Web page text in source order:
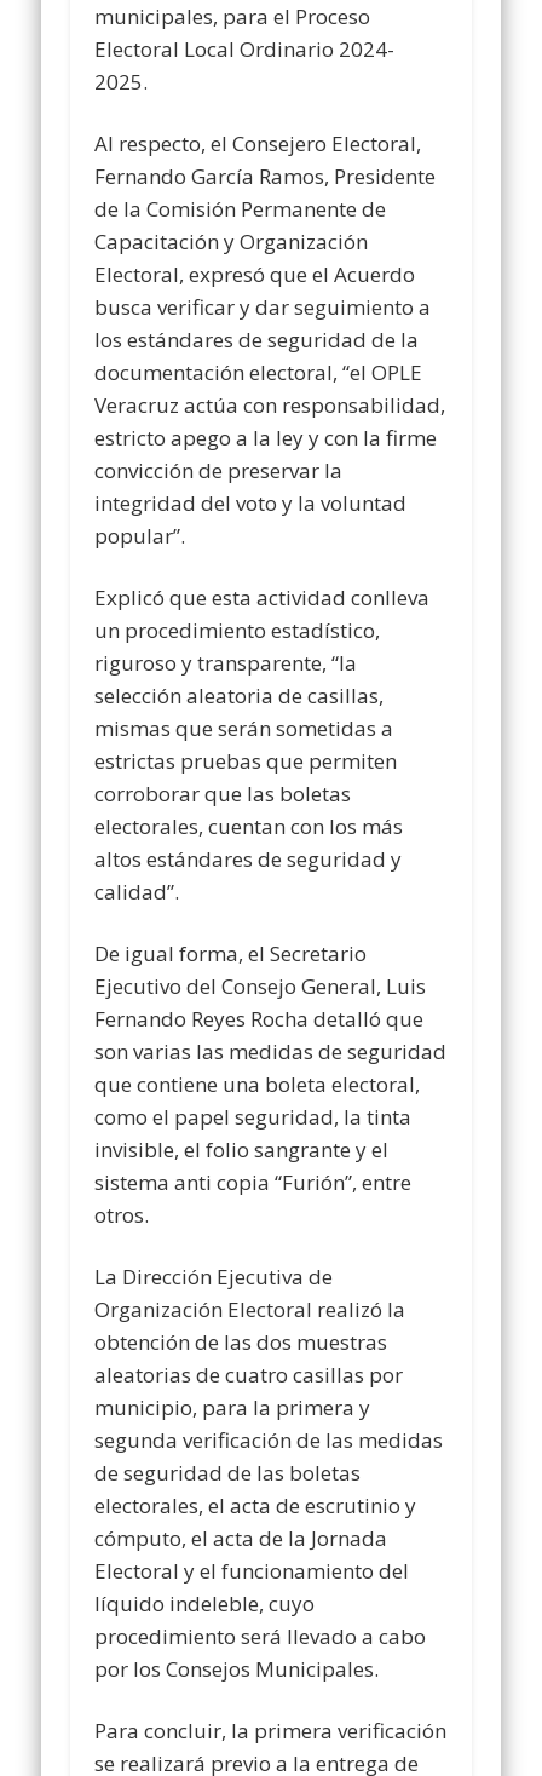
municipales, para el Proceso
Electoral Local Ordinario 2024-
2025.
Al respecto, el Consejero Electoral,
Fernando García Ramos, Presidente
de la Comisión Permanente de
Capacitación y Organización
Electoral, expresó que el Acuerdo
busca verificar y dar seguimiento a
los estándares de seguridad de la
documentación electoral, “el OPLE
Veracruz actúa con responsabilidad,
estricto apego a la ley y con la firme
convicción de preservar la
integridad del voto y la voluntad
popular”.
Explicó que esta actividad conlleva
un procedimiento estadístico,
riguroso y transparente, “la
selección aleatoria de casillas,
mismas que serán sometidas a
estrictas pruebas que permiten
corroborar que las boletas
electorales, cuentan con los más
altos estándares de seguridad y
calidad”.
De igual forma, el Secretario
Ejecutivo del Consejo General, Luis
Fernando Reyes Rocha detalló que
son varias las medidas de seguridad
que contiene una boleta electoral,
como el papel seguridad, la tinta
invisible, el folio sangrante y el
sistema anti copia “Furión”, entre
otros.
La Dirección Ejecutiva de
Organización Electoral realizó la
obtención de las dos muestras
aleatorias de cuatro casillas por
municipio, para la primera y
segunda verificación de las medidas
de seguridad de las boletas
electorales, el acta de escrutinio y
cómputo, el acta de la Jornada
Electoral y el funcionamiento del
líquido indeleble, cuyo
procedimiento será llevado a cabo
por los Consejos Municipales.
Para concluir, la primera verificación
se realizará previo a la entrega de